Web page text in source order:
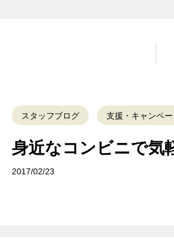
スタッフブログ 支援・キャンペー
身近なコンビニで気
2017/02/23